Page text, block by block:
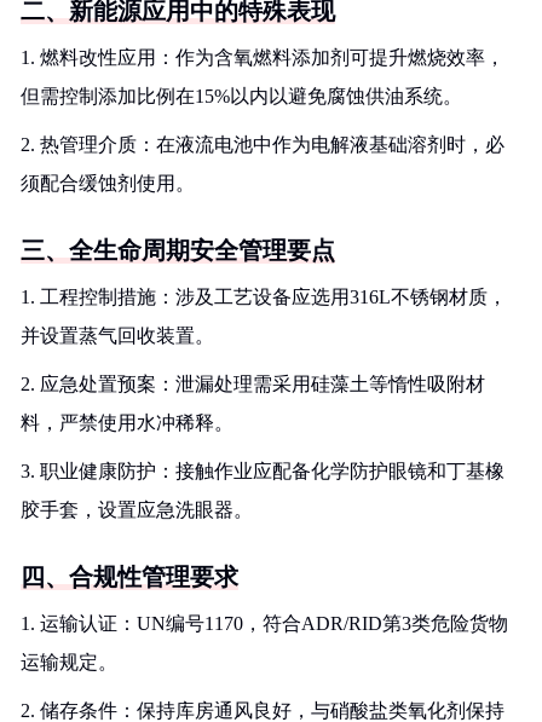
二、新能源应用中的特殊表现
1. 燃料改性应用：作为含氧燃料添加剂可提升燃烧效率，
但需控制添加比例在15%以内以避免腐蚀供油系统。
2. 热管理介质：在液流电池中作为电解液基础溶剂时，必
须配合缓蚀剂使用。
三、全生命周期安全管理要点
1. 工程控制措施：涉及工艺设备应选用316L不锈钢材质，
并设置蒸气回收装置。
2. 应急处置预案：泄漏处理需采用硅藻土等惰性吸附材
料，严禁使用水冲稀释。
3. 职业健康防护：接触作业应配备化学防护眼镜和丁基橡
胶手套，设置应急洗眼器。
四、合规性管理要求
1. 运输认证：UN编号1170，符合ADR/RID第3类危险货物
运输规定。
2. 储存条件：保持库房通风良好，与硝酸盐类氧化剂保持